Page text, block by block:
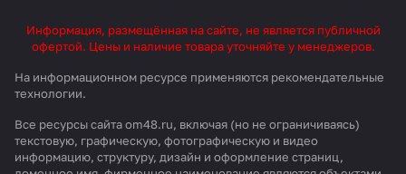
Информация, размещённая на сайте, не является публичной
офертой. Цены и наличие товара уточняйте у менеджеров.
На информационном ресурсе применяются рекомендательные
технологии.
Все ресурсы сайта om48.ru, включая (но не ограничиваясь)
текстовую, графическую, фотографическую и видео
информацию, структуру, дизайн и оформление страниц,